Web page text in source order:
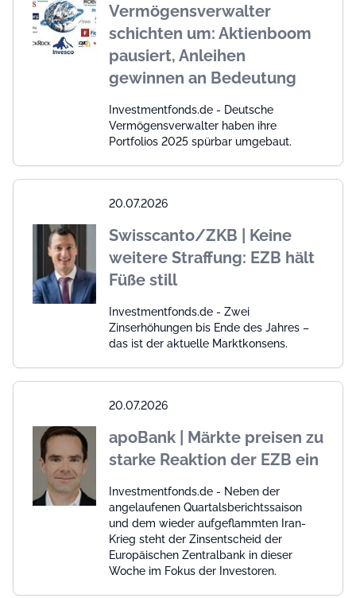
Vermögensverwalter
schichten um: Aktienboom
pausiert, Anleihen
gewinnen an Bedeutung
Investmentfonds.de - Deutsche
Vermögensverwalter haben ihre
Portfolios 2025 spürbar umgebaut.
20.07.2026
Swisscanto/ZKB | Keine
weitere Straffung: EZB hält
Füße still
Investmentfonds.de - Zwei
Zinserhöhungen bis Ende des Jahres –
das ist der aktuelle Marktkonsens.
20.07.2026
apoBank | Märkte preisen zu
starke Reaktion der EZB ein
Investmentfonds.de - Neben der
angelaufenen Quartalsberichtssaison
und dem wieder aufgeflammten Iran-
Krieg steht der Zinsentscheid der
Europäischen Zentralbank in dieser
Woche im Fokus der Investoren.